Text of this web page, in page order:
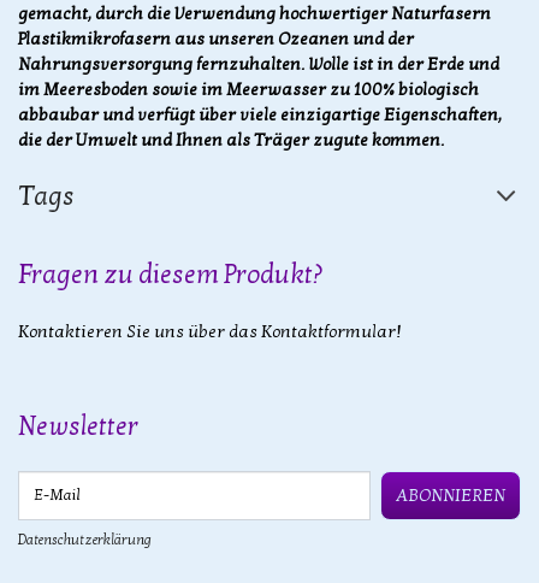
gemacht, durch die Verwendung hochwertiger Naturfasern
Plastikmikrofasern aus unseren Ozeanen und der
Nahrungsversorgung fernzuhalten. Wolle ist in der Erde und
im Meeresboden sowie im Meerwasser zu 100% biologisch
abbaubar und verfügt über viele einzigartige Eigenschaften,
die der Umwelt und Ihnen als Träger zugute kommen.
Tags
Fragen zu diesem Produkt?
Kontaktieren Sie uns über das Kontaktformular!
Newsletter
ABONNIEREN
Datenschutzerklärung